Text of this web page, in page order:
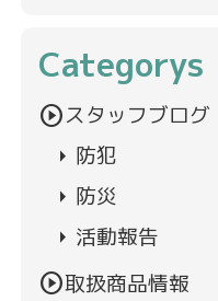
Categorys
play_circleスタッフブログ
arrow_right 防犯
arrow_right 防災
arrow_right 活動報告
play_circle取扱商品情報